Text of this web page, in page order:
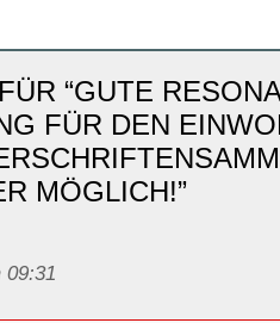
“GUTE
FÜR DEN
MÖGLICH!”
09:31